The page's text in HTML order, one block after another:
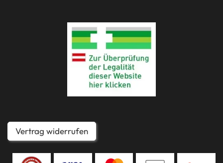
Vertrag widerrufen